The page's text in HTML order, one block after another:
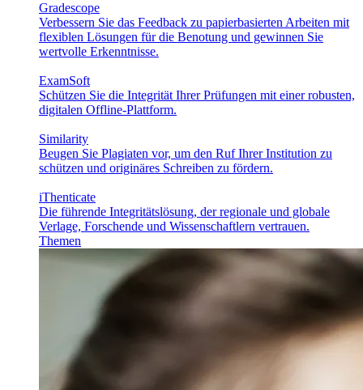
Gradescope
Verbessern Sie das Feedback zu papierbasierten Arbeiten mit
flexiblen Lösungen für die Benotung und gewinnen Sie
wertvolle Erkenntnisse.
ExamSoft
Schützen Sie die Integrität Ihrer Prüfungen mit einer robusten,
digitalen Offline-Plattform.
Similarity
Beugen Sie Plagiaten vor, um den Ruf Ihrer Institution zu
schützen und originäres Schreiben zu fördern.
iThenticate
Die führende Integritätslösung, der regionale und globale
Verlage, Forschende und Wissenschaftlern vertrauen.
Themen